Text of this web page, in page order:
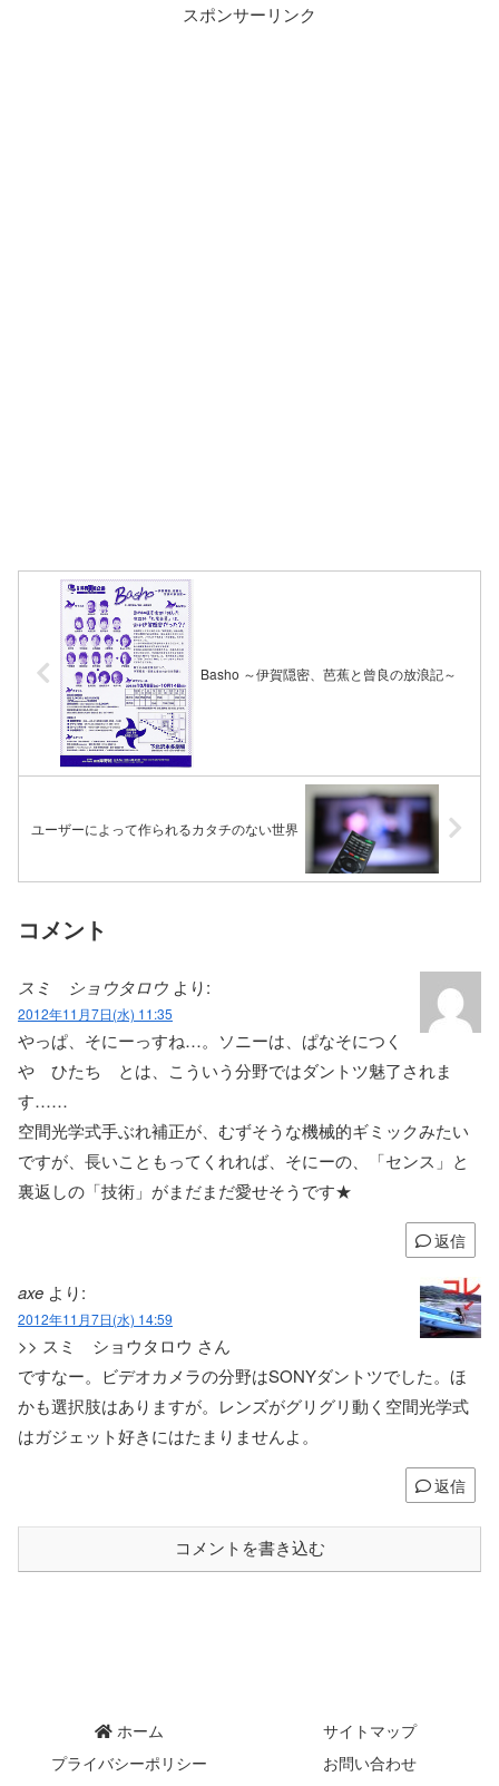
スポンサーリンク
Basho ～伊賀隠密、芭蕉と曾良の放浪記～
ユーザーによって作られるカタチのない世界
コメント
スミ ショウタロウ より:
2012年11月7日(水) 11:35
やっぱ、そにーっすね…。ソニーは、ぱなそにつく
や ひたち とは、こういう分野ではダントツ魅了されま
す……
空間光学式手ぶれ補正が、むずそうな機械的ギミックみたい
ですが、長いこともってくれれば、そにーの、「センス」と
裏返しの「技術」がまだまだ愛せそうです★
返信
axe より:
2012年11月7日(水) 14:59
>> スミ ショウタロウ さん
ですなー。ビデオカメラの分野はSONYダントツでした。ほ
かも選択肢はありますが。レンズがグリグリ動く空間光学式
はガジェット好きにはたまりませんよ。
返信
コメントを書き込む
ホーム
サイトマップ
プライバシーポリシー
お問い合わせ